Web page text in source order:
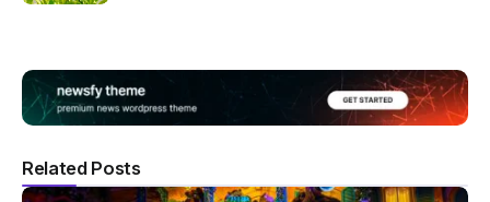
Related Posts